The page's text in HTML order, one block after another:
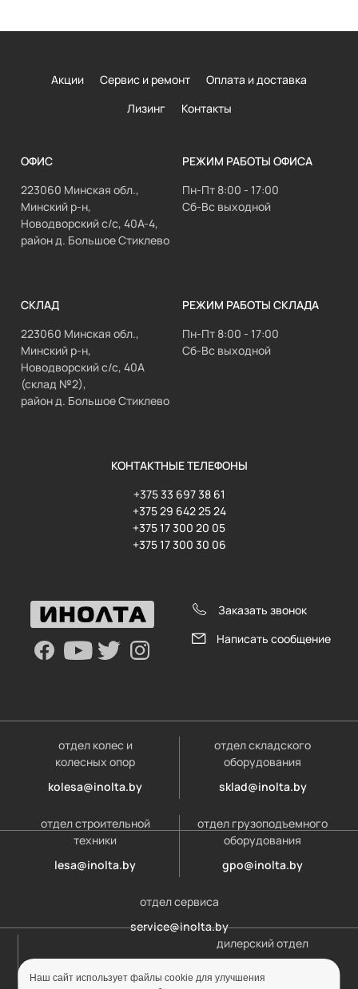
Акции Сервис и ремонт
Оплата и доставка
Лизинг
Контакты
ОФИС
223060 Минская обл.,
Минский р-н,
Новодворский с/с, 40А-4,
район д. Большое Стиклево
РЕЖИМ РАБОТЫ ОФИСА
Пн-Пт 8:00 - 17:00
Сб-Вс выходной
СКЛАД
223060 Минская обл.,
Минский р-н,
Новодворский с/с, 40А
(склад №2),
район д. Большое Стиклево
РЕЖИМ РАБОТЫ СКЛАДА
Пн-Пт 8:00 - 17:00
Сб-Вс выходной
КОНТАКТНЫЕ ТЕЛЕФОНЫ
+375 33 697 38 61
+375 29 642 25 24
+375 17 300 20 05
+375 17 300 30 06
Заказать звонок
Написать сообщение
отдел колес и
колесных опор
kolesa@inolta.by
отдел складского
оборудования
sklad@inolta.by
отдел строительной
техники
lesa@inolta.by
отдел грузоподъемного
оборудования
gpo@inolta.by
отдел сервиса
service@inolta.by
дилерский отдел
Наш сайт использует файлы cookie для улучшения